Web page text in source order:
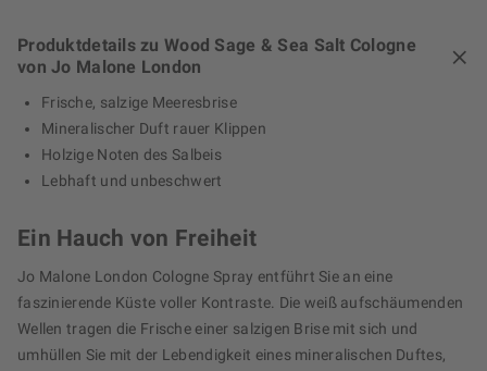
Produktdetails zu Wood Sage & Sea Salt Cologne
von Jo Malone London
Frische, salzige Meeresbrise
Mineralischer Duft rauer Klippen
Holzige Noten des Salbeis
Lebhaft und unbeschwert
Ein Hauch von Freiheit
Jo Malone London Cologne Spray entführt Sie an eine
faszinierende Küste voller Kontraste. Die weiß aufschäumenden
Wellen tragen die Frische einer salzigen Brise mit sich und
umhüllen Sie mit der Lebendigkeit eines mineralischen Duftes,